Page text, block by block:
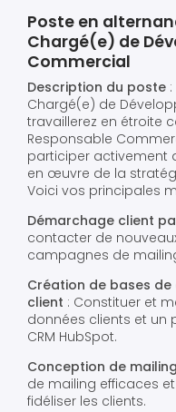
Poste en
Chargé(e) de
Commercial
Description du poste
Chargé(e) de
travaillerez en étroite
Responsable
participer activement
en œuvre de la
Voici vos principales
Démarchage client
contacter de
campagnes de
Création de bases
client : Constituer et
données clients et un
CRM HubSpot.
Conception de
de mailing efficaces
fidéliser les clients.